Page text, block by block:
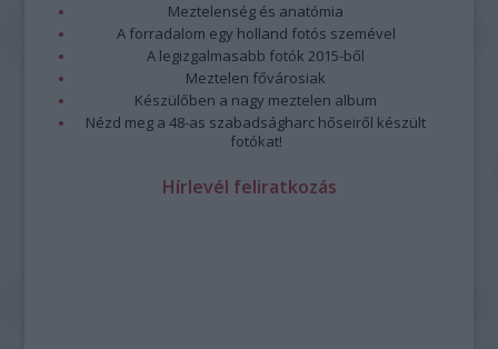
Meztelenség és anatómia
A forradalom egy holland fotós szemével
A legizgalmasabb fotók 2015-ből
Meztelen fővárosiak
Készülőben a nagy meztelen album
Nézd meg a 48-as szabadságharc hőseiről készült
fotókat!
Hírlevél feliratkozás